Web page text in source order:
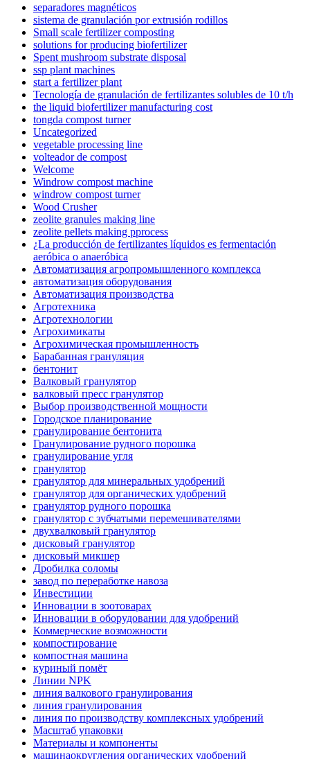
separadores magnéticos
sistema de granulación por extrusión rodillos
Small scale fertilizer composting
solutions for producing biofertilizer
Spent mushroom substrate disposal
ssp plant machines
start a fertilizer plant
Tecnología de granulación de fertilizantes solubles de 10 t/h
the liquid biofertilizer manufacturing cost
tongda compost turner
Uncategorized
vegetable processing line
volteador de compost
Welcome
Windrow compost machine
windrow compost turner
Wood Crusher
zeolite granules making line
zeolite pellets making pprocess
¿La producción de fertilizantes líquidos es fermentación
aeróbica o anaeróbica
Автоматизация агропромышленного комплекса
автоматизация оборудования
Автоматизация производства
Агротехника
Агротехнологии
Агрохимикаты
Агрохимическая промышленность
Барабанная грануляция
бентонит
Валковый гранулятор
валковый пресс гранулятор
Выбор производственной мощности
Городское планирование
гранулирование бентонита
Гранулирование рудного порошка
гранулирование угля
гранулятор
гранулятор для минеральных удобрений
гранулятор для органических удобрений
гранулятор рудного порошка
гранулятор с зубчатыми перемешивателями
двухвалковый гранулятор
дисковый гранулятор
дисковый микшер
Дробилка соломы
завод по переработке навоза
Инвестиции
Инновации в зоотоварах
Инновации в оборудовании для удобрений
Коммерческие возможности
компостирование
компостная машина
куриный помёт
Линии NPK
линия валкового гранулирования
линия гранулирования
линия по производству комплексных удобрений
Масштаб упаковки
Материалы и компоненты
машинаокругления органических удобрений